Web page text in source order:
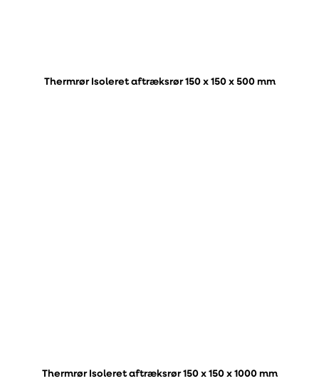
Thermrør Isoleret aftræksrør 150 x 150 x 500 mm
Thermrør Isoleret aftræksrør 150 x 150 x 1000 mm